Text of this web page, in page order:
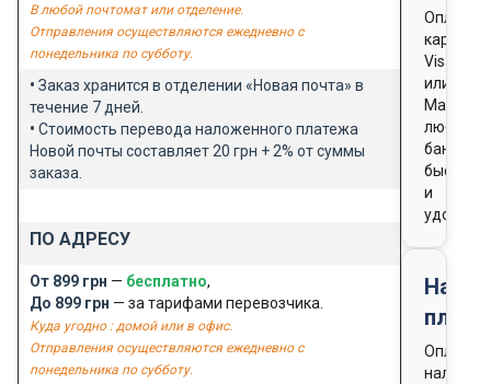
В любой почтомат или отделение.
Отправления осуществляются ежедневно с
понедельника по субботу.
• Заказ хранится в отделении «Новая почта» в
течение 7 дней.
• Стоимость перевода наложенного платежа
Новой почты составляет 20 грн + 2% от суммы
заказа.
ПО АДРЕСУ
От 899 грн — бесплатно,
До 899 грн — за тарифами перевозчика.
Куда угодно : домой или в офис.
Отправления осуществляются ежедневно с
понедельника по субботу.
Оплата
картой
Visa
или
любого
банка
быстро
и
удобно
Оплата